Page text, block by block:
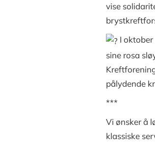
vise
I
sine rosa
pålydende
***
Vi ønsker å
klassiske